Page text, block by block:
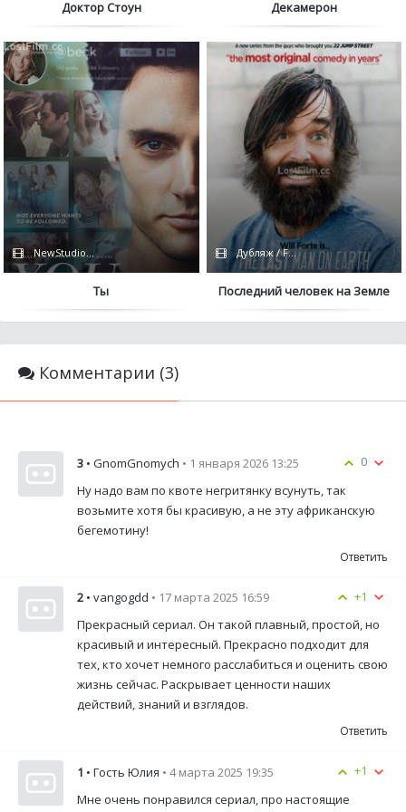
Доктор Стоун Декамерон
NewStudio / Netflix
Ты
Дубляж / FOX
Последний человек на Земле
Комментарии (3)
0
3 • GnomGnomych • 1 января 2026 13:25
Ну надо вам по квоте негритянку всунуть, так
возьмите хотя бы красивую, а не эту африканскую
бегемотину!
Ответить
+1
2 • vangogdd • 17 марта 2025 16:59
Прекрасный сериал. Он такой плавный, простой, но
красивый и интересный. Прекрасно подходит для
тех, кто хочет немного расслабиться и оценить свою
жизнь сейчас. Раскрывает ценности наших
действий, знаний и взглядов.
Ответить
+1
1 • Гость Юлия • 4 марта 2025 19:35
Мне очень понравился сериал, про настоящие